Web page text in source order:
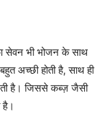
सेवन भी भोजन के साथ
अच्छी होती है, साथ ही
है। जिससे कब्ज़ जैसी
है।